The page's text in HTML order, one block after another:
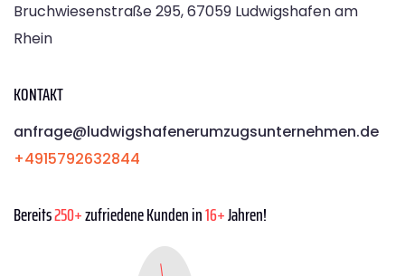
Bruchwiesenstraße 295, 67059 Ludwigshafen am
Rhein
KONTAKT
anfrage@ludwigshafenerumzugsunternehmen.de
+4915792632844
Bereits250+zufriedene Kunden in16+Jahren!